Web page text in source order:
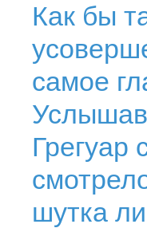
Как бы
самое
Услышав
Грегуар
шутка